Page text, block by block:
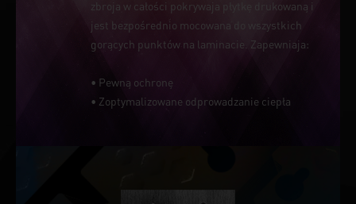
zbroja w całości pokrywaja płytkę drukowaną i
jest bezpośrednio mocowana do wszystkich
gorących punktów na laminacie. Zapewniaja:
• Pewną ochronę
• Zoptymalizowane odprowadzanie ciepła